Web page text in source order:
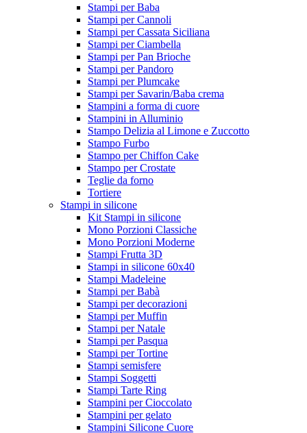
Stampi per Baba
Stampi per Cannoli
Stampi per Cassata Siciliana
Stampi per Ciambella
Stampi per Pan Brioche
Stampi per Pandoro
Stampi per Plumcake
Stampi per Savarin/Baba crema
Stampini a forma di cuore
Stampini in Alluminio
Stampo Delizia al Limone e Zuccotto
Stampo Furbo
Stampo per Chiffon Cake
Stampo per Crostate
Teglie da forno
Tortiere
Stampi in silicone
Kit Stampi in silicone
Mono Porzioni Classiche
Mono Porzioni Moderne
Stampi Frutta 3D
Stampi in silicone 60x40
Stampi Madeleine
Stampi per Babà
Stampi per decorazioni
Stampi per Muffin
Stampi per Natale
Stampi per Pasqua
Stampi per Tortine
Stampi semisfere
Stampi Soggetti
Stampi Tarte Ring
Stampini per Cioccolato
Stampini per gelato
Stampini Silicone Cuore